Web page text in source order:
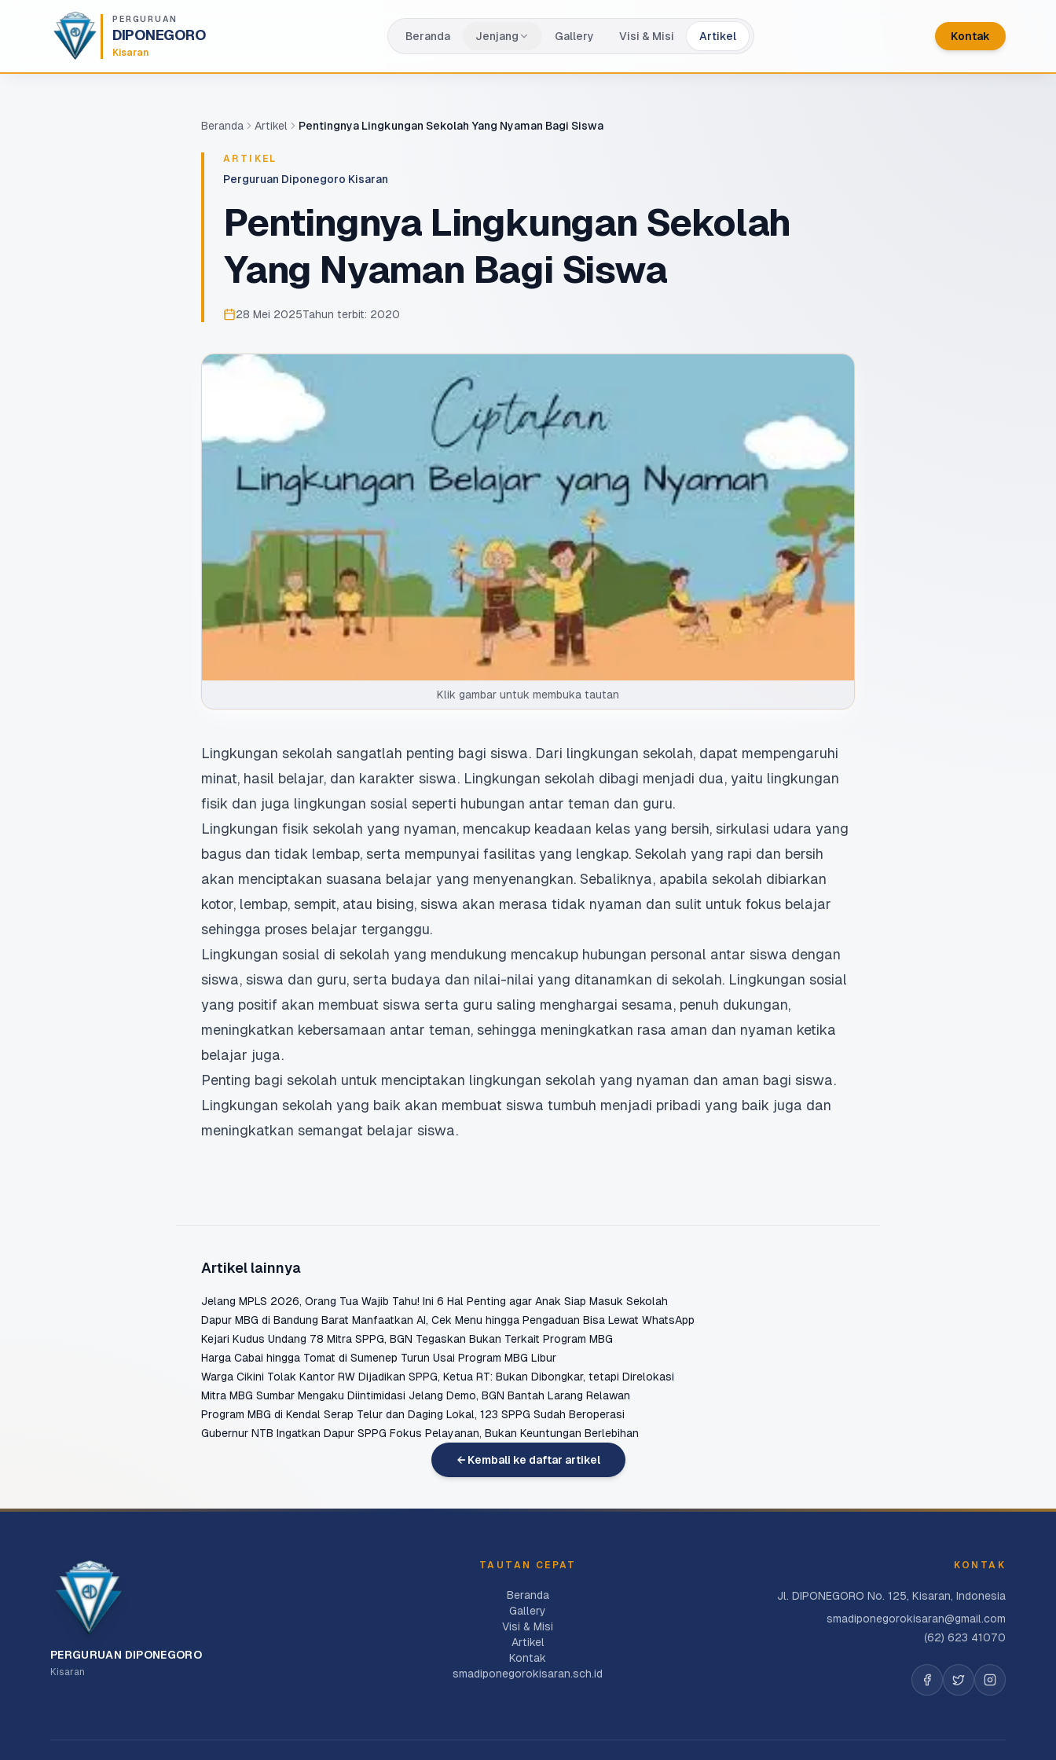
Lompat ke konten utama
PERGURUAN
DIPONEGORO
Kisaran
Beranda Jenjang Gallery Visi & Misi Artikel Kontak
Beranda Artikel Pentingnya Lingkungan Sekolah Yang Nyaman Bagi Siswa
ARTIKEL
Perguruan Diponegoro Kisaran
Pentingnya Lingkungan Sekolah
Yang Nyaman Bagi Siswa
28 Mei 2025Tahun terbit: 2020
Klik gambar untuk membuka tautan
Lingkungan sekolah sangatlah penting bagi siswa. Dari lingkungan sekolah, dapat mempengaruhi
minat, hasil belajar, dan karakter siswa. Lingkungan sekolah dibagi menjadi dua, yaitu lingkungan
fisik dan juga lingkungan sosial seperti hubungan antar teman dan guru.
Lingkungan fisik sekolah yang nyaman, mencakup keadaan kelas yang bersih, sirkulasi udara yang
bagus dan tidak lembap, serta mempunyai fasilitas yang lengkap. Sekolah yang rapi dan bersih
akan menciptakan suasana belajar yang menyenangkan. Sebaliknya, apabila sekolah dibiarkan
kotor, lembap, sempit, atau bising, siswa akan merasa tidak nyaman dan sulit untuk fokus belajar
sehingga proses belajar terganggu.
Lingkungan sosial di sekolah yang mendukung mencakup hubungan personal antar siswa dengan
siswa, siswa dan guru, serta budaya dan nilai-nilai yang ditanamkan di sekolah. Lingkungan sosial
yang positif akan membuat siswa serta guru saling menghargai sesama, penuh dukungan,
meningkatkan kebersamaan antar teman, sehingga meningkatkan rasa aman dan nyaman ketika
belajar juga.
Penting bagi sekolah untuk menciptakan lingkungan sekolah yang nyaman dan aman bagi siswa.
Lingkungan sekolah yang baik akan membuat siswa tumbuh menjadi pribadi yang baik juga dan
meningkatkan semangat belajar siswa.
Artikel lainnya
Jelang MPLS 2026, Orang Tua Wajib Tahu! Ini 6 Hal Penting agar Anak Siap Masuk Sekolah
Dapur MBG di Bandung Barat Manfaatkan AI, Cek Menu hingga Pengaduan Bisa Lewat WhatsApp
Kejari Kudus Undang 78 Mitra SPPG, BGN Tegaskan Bukan Terkait Program MBG
Harga Cabai hingga Tomat di Sumenep Turun Usai Program MBG Libur
Warga Cikini Tolak Kantor RW Dijadikan SPPG, Ketua RT: Bukan Dibongkar, tetapi Direlokasi
Mitra MBG Sumbar Mengaku Diintimidasi Jelang Demo, BGN Bantah Larang Relawan
Program MBG di Kendal Serap Telur dan Daging Lokal, 123 SPPG Sudah Beroperasi
Gubernur NTB Ingatkan Dapur SPPG Fokus Pelayanan, Bukan Keuntungan Berlebihan
← Kembali ke daftar artikel
PERGURUAN DIPONEGORO
Kisaran
TAUTAN CEPAT
Beranda
Gallery
Visi & Misi
Artikel
Kontak
smadiponegorokisaran.sch.id
KONTAK
Jl. DIPONEGORO No. 125, Kisaran, Indonesia
smadiponegorokisaran@gmail.com
(62) 623 41070